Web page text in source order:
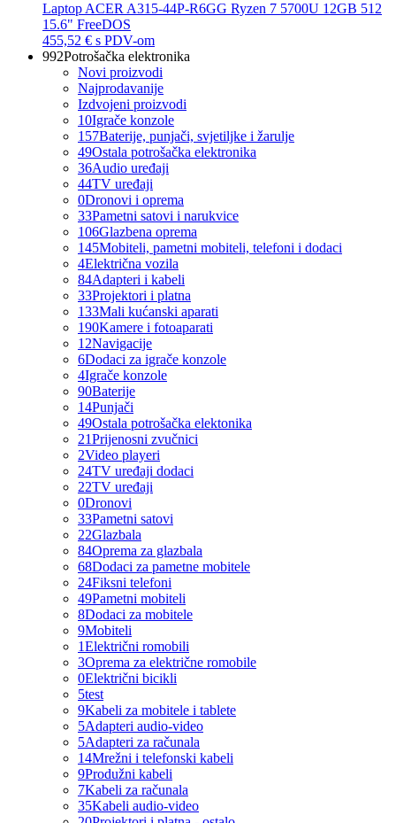
Laptop ACER A315-44P-R6GG Ryzen 7 5700U 12GB 512
15.6" FreeDOS
455,52 € s PDV-om
992Potrošačka elektronika
Novi proizvodi
Najprodavanije
Izdvojeni proizvodi
10Igrače konzole
157Baterije, punjači, svjetiljke i žarulje
49Ostala potrošačka elektronika
36Audio uređaji
44TV uređaji
0Dronovi i oprema
33Pametni satovi i narukvice
106Glazbena oprema
145Mobiteli, pametni mobiteli, telefoni i dodaci
4Električna vozila
84Adapteri i kabeli
33Projektori i platna
133Mali kućanski aparati
190Kamere i fotoaparati
12Navigacije
6Dodaci za igrače konzole
4Igrače konzole
90Baterije
14Punjači
49Ostala potrošačka elektonika
21Prijenosni zvučnici
2Video playeri
24TV uređaji dodaci
22TV uređaji
0Dronovi
33Pametni satovi
22Glazbala
84Oprema za glazbala
68Dodaci za pametne mobitele
24Fiksni telefoni
49Pametni mobiteli
8Dodaci za mobitele
9Mobiteli
1Električni romobili
3Oprema za električne romobile
0Električni bicikli
5test
9Kabeli za mobitele i tablete
5Adapteri audio-video
5Adapteri za računala
14Mrežni i telefonski kabeli
9Produžni kabeli
7Kabeli za računala
35Kabeli audio-video